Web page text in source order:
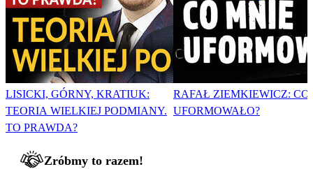
LISICKI, GÓRNY, KRATIUK:
TEORIA WIELKIEJ PODMIANY.
TO PRAWDA?
RAFAŁ ZIEMKIEWICZ: CO
UFORMOWAŁO?
Zróbmy to razem!